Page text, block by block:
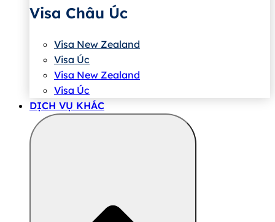
Visa Châu Úc
Visa New Zealand
Visa Úc
Visa New Zealand
Visa Úc
DỊCH VỤ KHÁC